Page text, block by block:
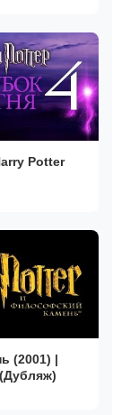
Potter
(2001) |